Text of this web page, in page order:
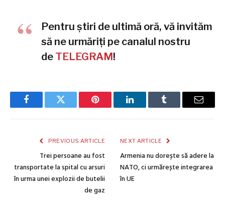
Pentru știri de ultimă oră, vă invităm
să ne urmăriți pe canalul nostru
de TELEGRAM!
FacebookTwitter Pinterest LinkedInTumblr Email
PREVIOUS ARTICLE
Trei persoane au fost
transportate la spital cu arsuri
în urma unei explozii de butelii
de gaz
NEXT ARTICLE
Armenia nu dorește să adere la
NATO, ci urmărește integrarea
în UE